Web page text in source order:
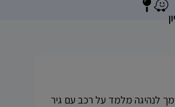
לנהיגה מלמד על רכב עם גיר